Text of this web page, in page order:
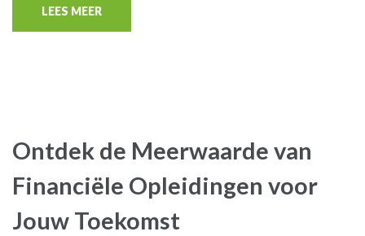
LEES MEER
Ontdek de Meerwaarde van
Financiële Opleidingen voor
Jouw Toekomst